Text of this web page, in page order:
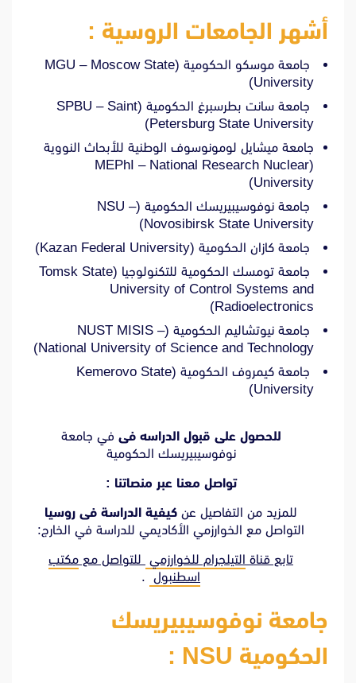
أشهر الجامعات الروسية :
جامعة موسكو الحكومية (MGU – Moscow State
University)
جامعة سانت بطرسبرغ الحكومية (SPBU – Saint
Petersburg State University)
جامعة ميشايل لومونوسوف الوطنية للأبحاث النووية
(MEPhI – National Research Nuclear
University)
جامعة نوفوسيبيريسك الحكومية (NSU –
Novosibirsk State University)
جامعة كازان الحكومية (Kazan Federal University)
جامعة تومسك الحكومية للتكنولوجيا (Tomsk State
University of Control Systems and
Radioelectronics)
جامعة نيوتشاليم الحكومية (NUST MISIS –
National University of Science and Technology)
جامعة كيمروف الحكومية (Kemerovo State
University)
للحصول على قبول الدراسه فى في جامعة
نوفوسيبيريسك الحكومية
تواصل معنا عبر منصاتنا :
للمزيد من التفاصيل عن كيفية الدراسة فى روسيا
التواصل مع الخوارزمي الأكاديمي للدراسة في الخارج:
تابع قناة التيلجرام للخوارزمي للتواصل مع مكتب
اسطنبول .
جامعة نوفوسيبيريسك
الحكومية NSU :